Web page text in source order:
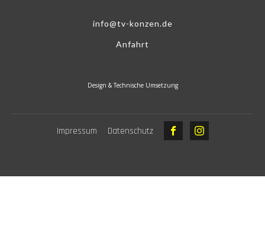
info@tv-konzen.de
Anfahrt
Design & Technische Umsetzung
Impressum Datenschutz